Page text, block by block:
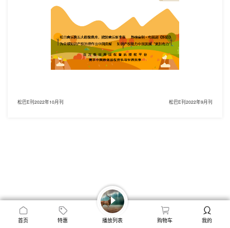
松巴E刊2022年10月刊 松巴E刊2022年9月刊
首页 特惠 播放列表 购物车 我的